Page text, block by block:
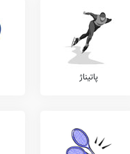
پاتیناژ